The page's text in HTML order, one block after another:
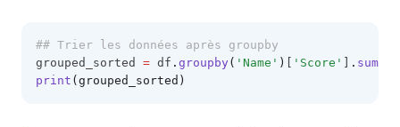
## Trier les données après groupby
grouped_sorted = df . groupby ( 'Name' ) 'Score' . sum
print (grouped_sorted)